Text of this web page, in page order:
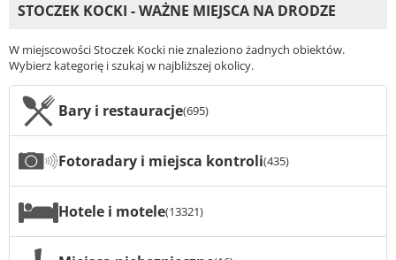
STOCZEK KOCKI - WAŻNE MIEJSCA NA DRODZE
W miejscowości Stoczek Kocki nie znaleziono żadnych obiektów.
Wybierz kategorię i szukaj w najbliższej okolicy.
Bary i restauracje(695)
Fotoradary i miejsca kontroli(435)
Hotele i motele(13321)